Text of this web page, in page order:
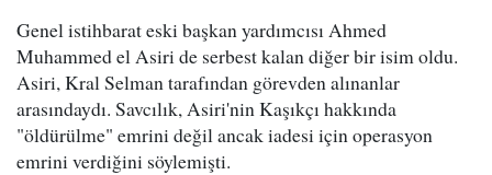
Genel istihbarat eski başkan yardımcısı Ahmed
Muhammed el Asiri de serbest kalan diğer bir isim oldu.
Asiri, Kral Selman tarafından görevden alınanlar
arasındaydı. Savcılık, Asiri'nin Kaşıkçı hakkında
"öldürülme" emrini değil ancak iadesi için operasyon
emrini verdiğini söylemişti.